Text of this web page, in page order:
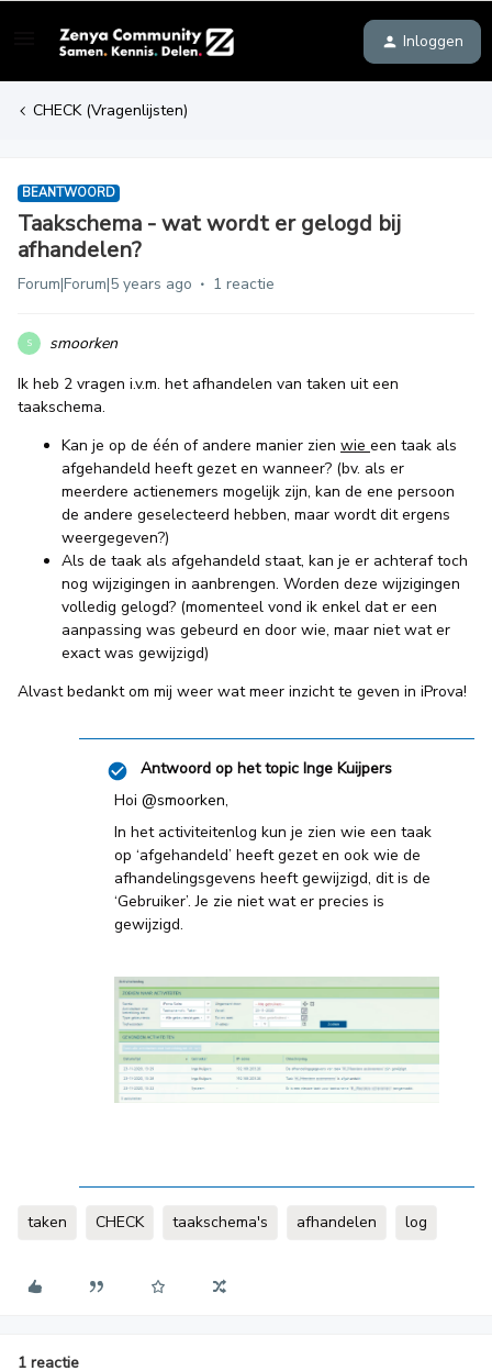
Inloggen
CHECK (Vragenlijsten)
BEANTWOORD
Taakschema - wat wordt er gelogd bij
afhandelen?
Forum|Forum|5 years ago 1 reactie
S
smoorken
Ik heb 2 vragen i.v.m. het afhandelen van taken uit een
taakschema.
Kan je op de één of andere manier zien wie een taak als
afgehandeld heeft gezet en wanneer? (bv. als er
meerdere actienemers mogelijk zijn, kan de ene persoon
de andere geselecteerd hebben, maar wordt dit ergens
weergegeven?)
Als de taak als afgehandeld staat, kan je er achteraf toch
nog wijzigingen in aanbrengen. Worden deze wijzigingen
volledig gelogd? (momenteel vond ik enkel dat er een
aanpassing was gebeurd en door wie, maar niet wat er
exact was gewijzigd)
Alvast bedankt om mij weer wat meer inzicht te geven in iProva!
Antwoord op het topic Inge Kuijpers
Hoi @smoorken,
In het activiteitenlog kun je zien wie een taak
op ‘afgehandeld’ heeft gezet en ook wie de
afhandelingsgevens heeft gewijzigd, dit is de
‘Gebruiker’. Je zie niet wat er precies is
gewijzigd.
taken CHECK taakschema's afhandelen log
1 reactie